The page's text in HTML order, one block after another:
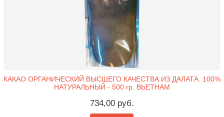
КАКАО ОРГАНИЧЕСКИЙ ВЫСШЕГО КАЧЕСТВА ИЗ ДАЛАТА. 100%
НАТУРАЛЬНЫЙ - 500 гр. ВЬЕТНАМ
734,00 руб.